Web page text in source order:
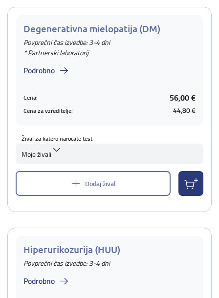
Degenerativna mielopatija (DM)
Povprečni čas izvedbe: 3-4 dni
* Partnerski laboratorij
Podrobno
Cena: 56,00 €
Cena za vzreditelje: 44,80 €
Žival za katero naročate test
Moje živali
Dodaj žival
Hiperurikozurija (HUU)
Povprečni čas izvedbe: 3-4 dni
Podrobno